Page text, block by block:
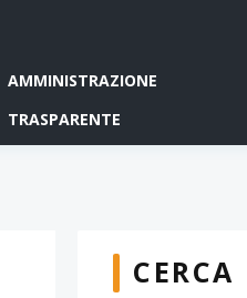
AMMINISTRAZIONE
TRASPARENTE
CERCA